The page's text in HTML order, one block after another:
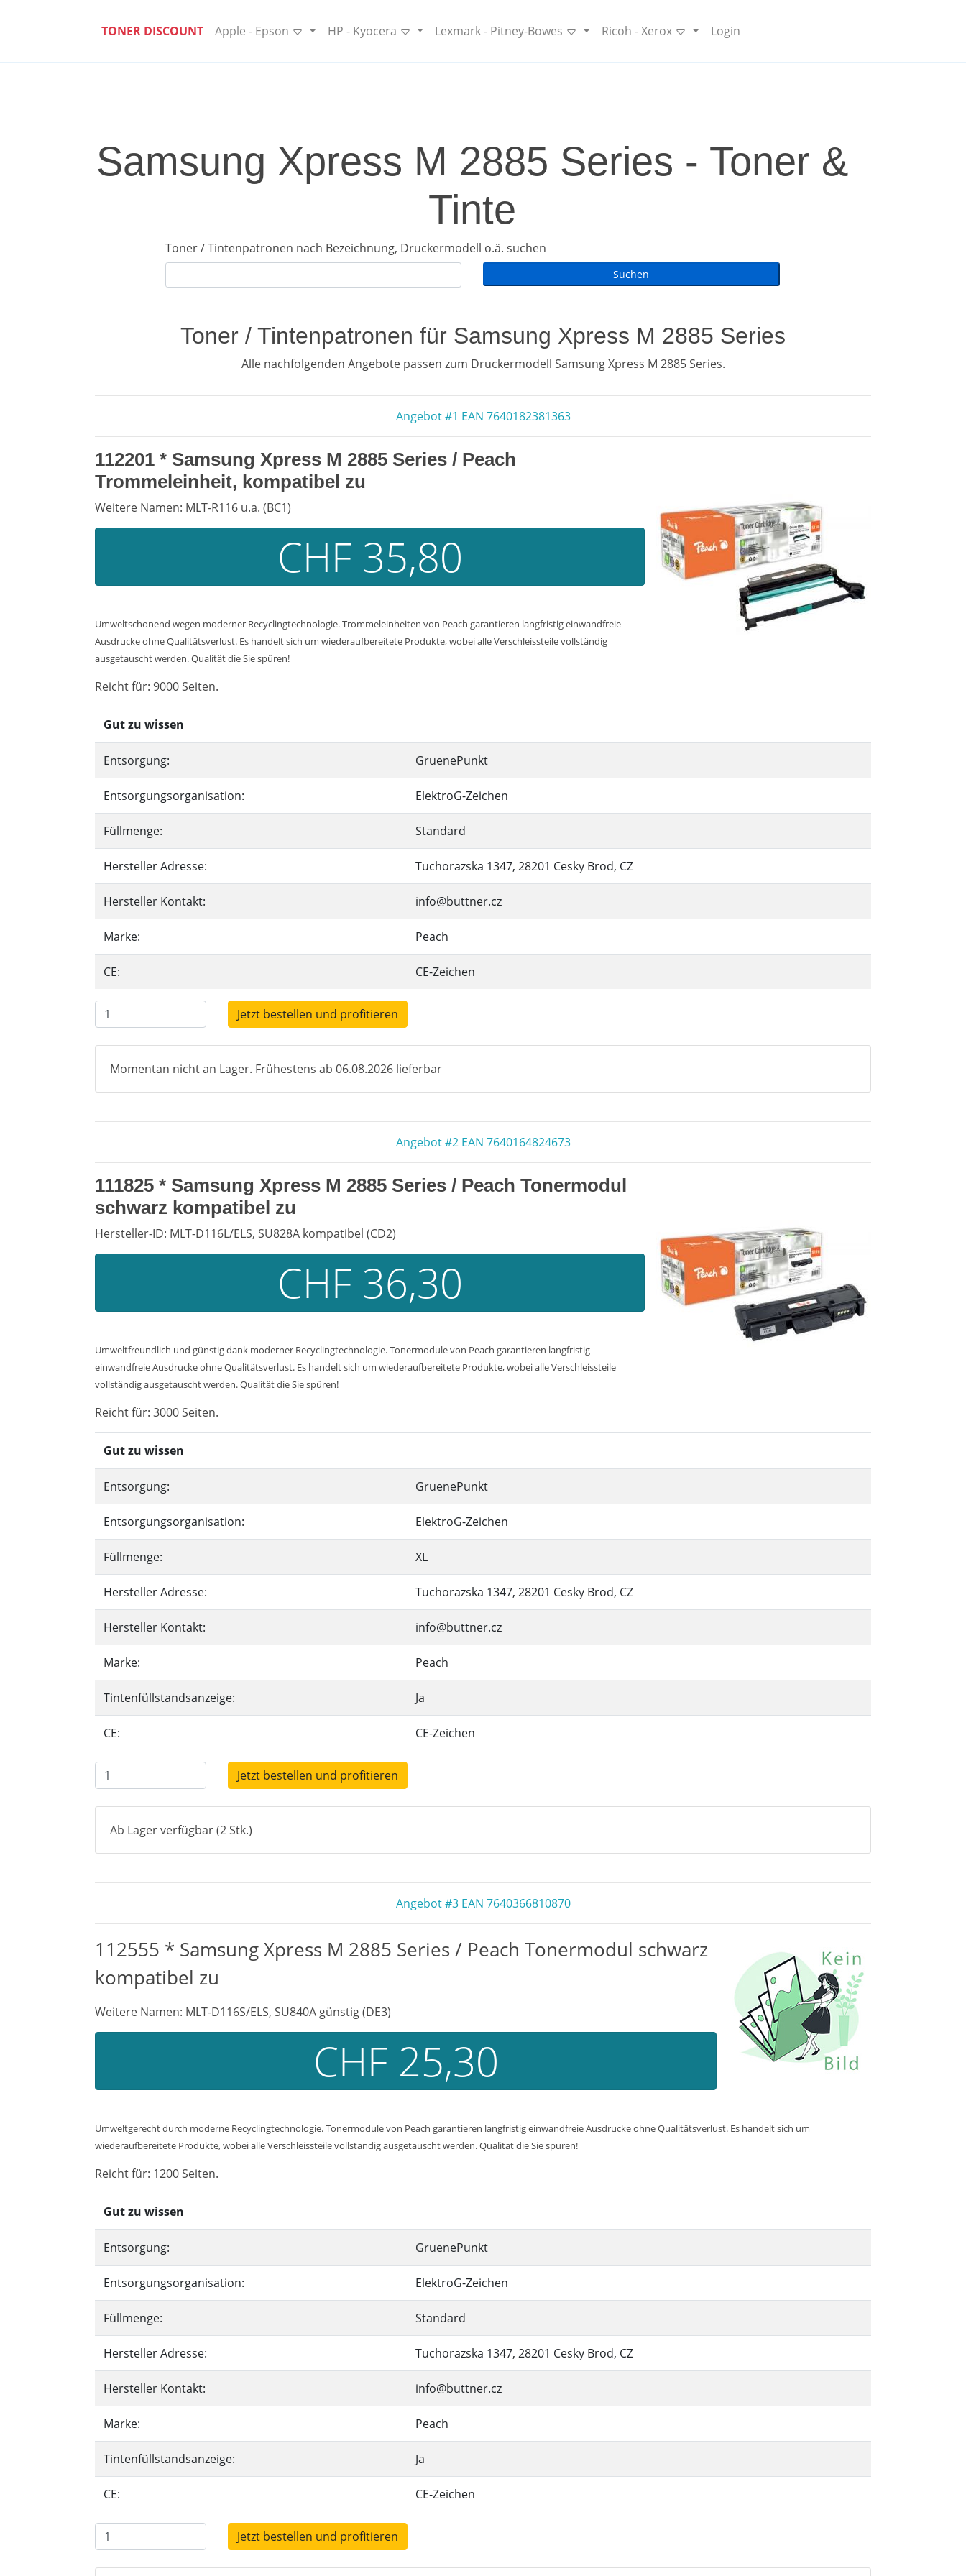
TONER DISCOUNT Apple - Epson HP - Kyocera Lexmark - Pitney-Bowes Ricoh - Xerox Login
Samsung Xpress M 2885 Series - Toner &
Tinte
Toner / Tintenpatronen nach Bezeichnung, Druckermodell o.ä. suchen
Toner / Tintenpatronen für Samsung Xpress M 2885 Series
Alle nachfolgenden Angebote passen zum Druckermodell Samsung Xpress M 2885 Series.
Angebot #1 EAN 7640182381363
112201 * Samsung Xpress M 2885 Series / Peach
Trommeleinheit, kompatibel zu
Weitere Namen: MLT-R116 u.a. (BC1)
CHF 35,80
Umweltschonend wegen moderner Recyclingtechnologie. Trommeleinheiten von Peach garantieren langfristig einwandfreie
Ausdrucke ohne Qualitätsverlust. Es handelt sich um wiederaufbereitete Produkte, wobei alle Verschleissteile vollständig
ausgetauscht werden. Qualität die Sie spüren!
Reicht für: 9000 Seiten.
Gut zu wissen
Entsorgung: GruenePunkt
Entsorgungsorganisation: ElektroG-Zeichen
Füllmenge: Standard
Hersteller Adresse: Tuchorazska 1347, 28201 Cesky Brod, CZ
Hersteller Kontakt: info@buttner.cz
Marke: Peach
CE: CE-Zeichen
Jetzt bestellen und profitieren
Momentan nicht an Lager. Frühestens ab 06.08.2026 lieferbar
Angebot #2 EAN 7640164824673
111825 * Samsung Xpress M 2885 Series / Peach Tonermodul
schwarz kompatibel zu
Hersteller-ID: MLT-D116L/ELS, SU828A kompatibel (CD2)
CHF 36,30
Umweltfreundlich und günstig dank moderner Recyclingtechnologie. Tonermodule von Peach garantieren langfristig
einwandfreie Ausdrucke ohne Qualitätsverlust. Es handelt sich um wiederaufbereitete Produkte, wobei alle Verschleissteile
vollständig ausgetauscht werden. Qualität die Sie spüren!
Reicht für: 3000 Seiten.
Gut zu wissen
Entsorgung: GruenePunkt
Entsorgungsorganisation: ElektroG-Zeichen
Füllmenge: XL
Hersteller Adresse: Tuchorazska 1347, 28201 Cesky Brod, CZ
Hersteller Kontakt: info@buttner.cz
Marke: Peach
Tintenfüllstandsanzeige: Ja
CE: CE-Zeichen
Jetzt bestellen und profitieren
Ab Lager verfügbar (2 Stk.)
Angebot #3 EAN 7640366810870
112555 * Samsung Xpress M 2885 Series / Peach Tonermodul schwarz
kompatibel zu
Weitere Namen: MLT-D116S/ELS, SU840A günstig (DE3)
CHF 25,30
Umweltgerecht durch moderne Recyclingtechnologie. Tonermodule von Peach garantieren langfristig einwandfreie Ausdrucke ohne Qualitätsverlust. Es handelt sich um
wiederaufbereitete Produkte, wobei alle Verschleissteile vollständig ausgetauscht werden. Qualität die Sie spüren!
Reicht für: 1200 Seiten.
Gut zu wissen
Entsorgung: GruenePunkt
Entsorgungsorganisation: ElektroG-Zeichen
Füllmenge: Standard
Hersteller Adresse: Tuchorazska 1347, 28201 Cesky Brod, CZ
Hersteller Kontakt: info@buttner.cz
Marke: Peach
Tintenfüllstandsanzeige: Ja
CE: CE-Zeichen
Jetzt bestellen und profitieren